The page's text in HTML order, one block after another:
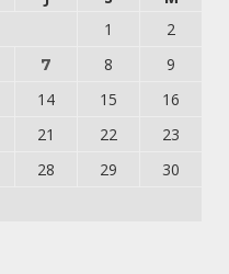
1
2
7 8
9
14 15
16
21 22
23
28 29
30